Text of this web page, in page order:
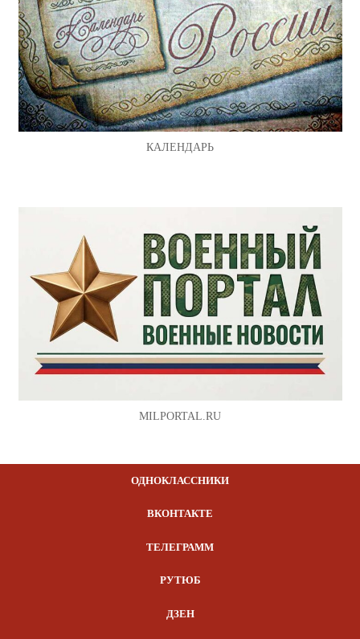
КАЛЕНДАРЬ
MILPORTAL.RU
ОДНОКЛАССНИКИ
ВКОНТАКТЕ
ТЕЛЕГРАММ
РУТЮБ
ДЗЕН